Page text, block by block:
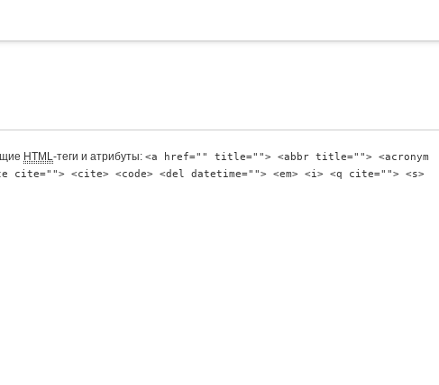
HTML-теги и атрибуты: <a href="" title=""> <abbr title=""> <acronym
cite=""> <cite> <code> <del datetime=""> <em> <i> <q cite=""> <s>